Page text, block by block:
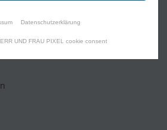
Datenschutzerklärung
UND FRAU PIXEL cookie consent